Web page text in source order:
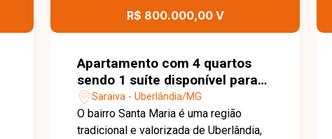
R$ 800.000,00 V
Apartamento com 4 quartos
sendo 1 suíte disponível para
venda no bairro Santa Maria
em Uberlândia-MG
Saraiva - Uberlândia/MG
O bairro Santa Maria é uma região
tradicional e valorizada de Uberlândia,